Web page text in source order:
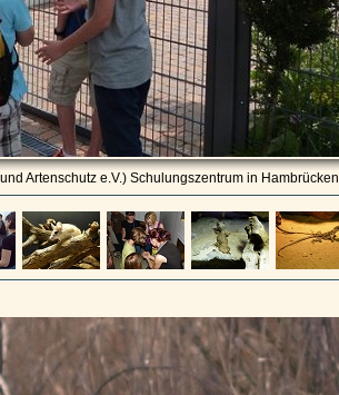
Artenschutz e.V.) Schulungszentrum in Hambrücken